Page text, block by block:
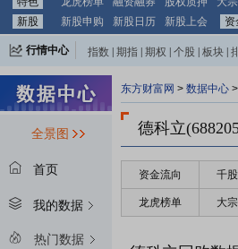
新股
新股申购 新股日历 新股上会 资
行情中心 指数 期指 期权 个股 板块
全景图
首页
我的数据
热门数据
东方财富网 > 数据中心 >
德科立
资金流向 千
龙虎榜单 大